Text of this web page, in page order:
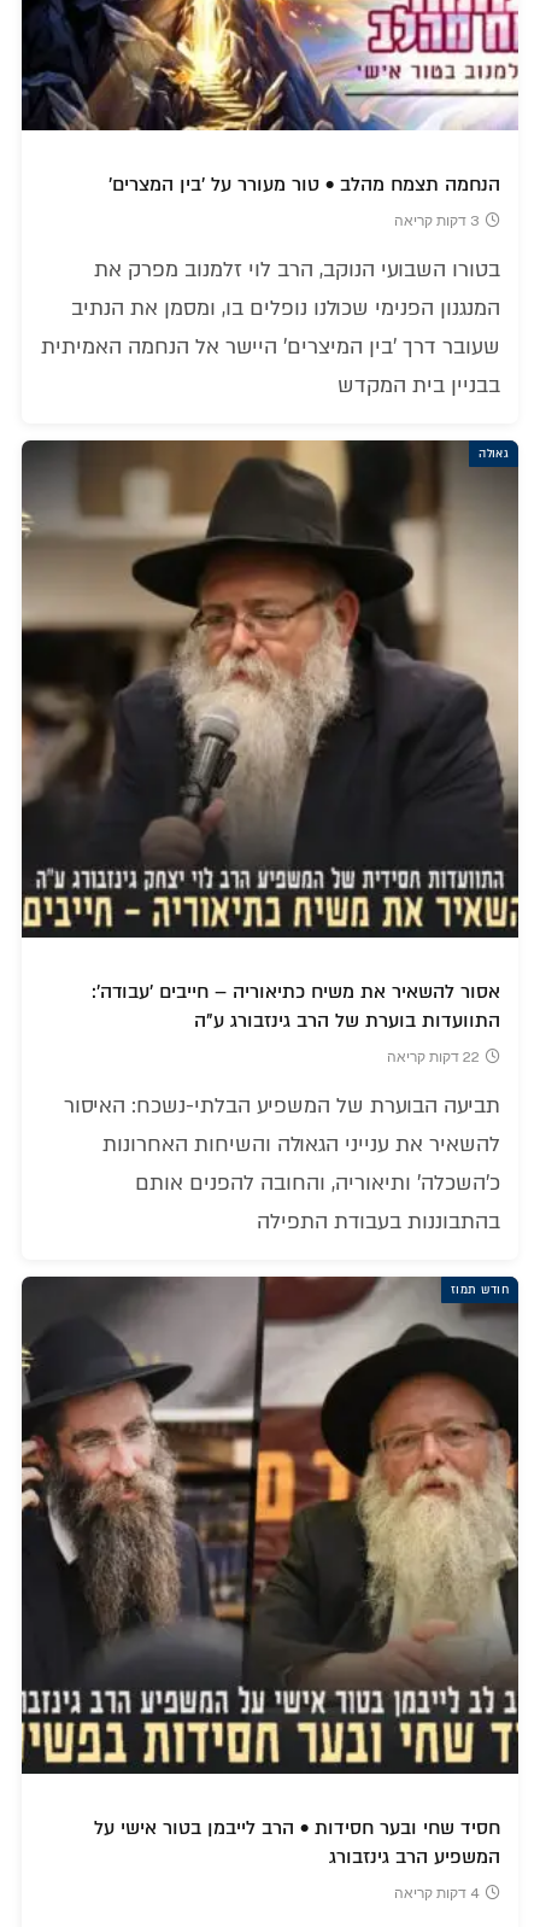
הנחמה תצמח מהלב • טור מעורר על 'בין המצרים'
3 דקות קריאה
בטורו השבועי הנוקב, הרב לוי זלמנוב מפרק את
המנגנון הפנימי שכולנו נופלים בו, ומסמן את הנתיב
שעובר דרך 'בין המיצרים' היישר אל הנחמה האמיתית
בבניין בית המקדש
גאולה
אסור להשאיר את משיח כתיאוריה – חייבים 'עבודה':
התוועדות בוערת של הרב גינזבורג ע"ה
22 דקות קריאה
תביעה הבוערת של המשפיע הבלתי-נשכח: האיסור
להשאיר את ענייני הגאולה והשיחות האחרונות
כ'השכלה' ותיאוריה, והחובה להפנים אותם
בהתבוננות בעבודת התפילה
חודש תמוז
חסיד שחי ובער חסידות • הרב לייבמן בטור אישי על
המשפיע הרב גינזבורג
4 דקות קריאה